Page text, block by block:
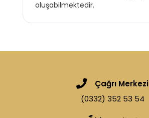
oluşabilmektedir.
Çağrı Merkezi
(0332) 352 53 54